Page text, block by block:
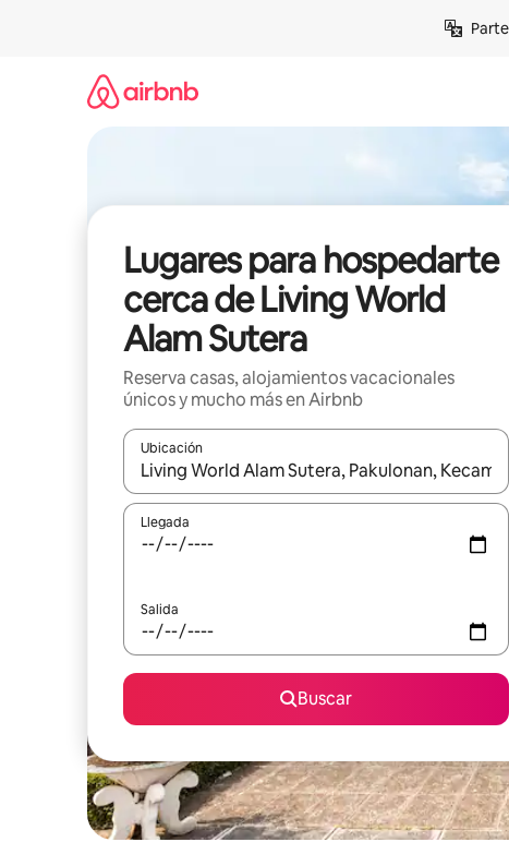
Lugares para hospedarte
cerca de Living World
Alam Sutera
Reserva casas, alojamientos vacacionales
únicos y mucho más en Airbnb
Ubicación
Cuando los resultados estén disponibles, podrás
Llegada
Salida
Buscar